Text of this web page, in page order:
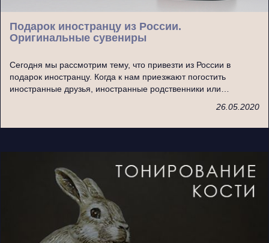
Подарок иностранцу из России.
Оригинальные сувениры
Сегодня мы рассмотрим тему, что привезти из России в
подарок иностранцу. Когда к нам приезжают погостить
иностранные друзья, иностранные родственники или…
26.05.2020